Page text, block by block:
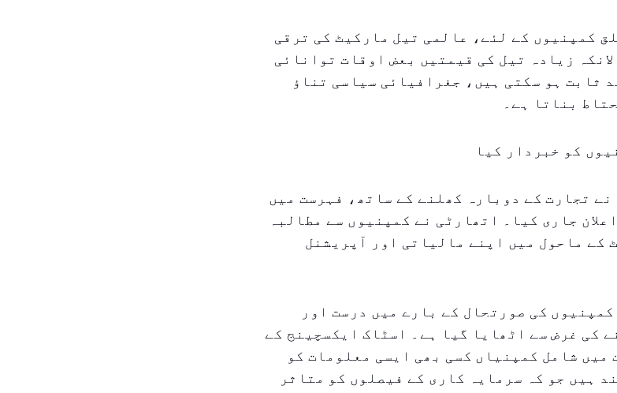
کمپنیوں کے لئے، عالمی تیل مارکیٹ کی ترقی
زیادہ تیل کی قیمتیں بعض اوقات توانائی
ثابت ہو سکتی ہیں، جغرافیائی سیاسی تناؤ
بناتا ہے۔
کو خبردار کیا
تجارت کے دوبارہ کھلنے کے ساتھ، فہرست میں
جاری کیا۔ اتھارٹی نے کمپنیوں سے مطالبہ
کے ماحول میں اپنے مالیاتی اور آپریشنل
کی صورتحال کے بارے میں درست اور
کی غرض سے اٹھایا گیا ہے۔ اسٹاک ایکسچینج کے
میں شامل کمپنیاں کسی بھی ایسی معلومات کو
ہیں جو کہ سرمایہ کاری کے فیصلوں کو متاثر